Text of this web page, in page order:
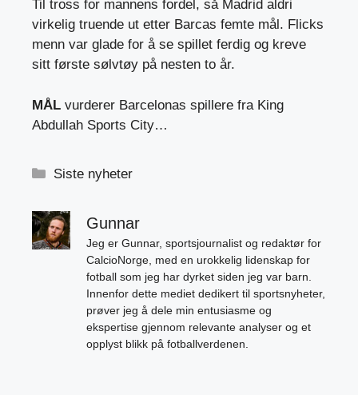
Til tross for mannens fordel, så Madrid aldri
virkelig truende ut etter Barcas femte mål. Flicks
menn var glade for å se spillet ferdig og kreve
sitt første sølvtøy på nesten to år.
MÅL vurderer Barcelonas spillere fra King
Abdullah Sports City…
Kategorier
Siste nyheter
Gunnar
Jeg er Gunnar, sportsjournalist og redaktør for
CalcioNorge, med en urokkelig lidenskap for
fotball som jeg har dyrket siden jeg var barn.
Innenfor dette mediet dedikert til sportsnyheter,
prøver jeg å dele min entusiasme og
ekspertise gjennom relevante analyser og et
opplyst blikk på fotballverdenen.